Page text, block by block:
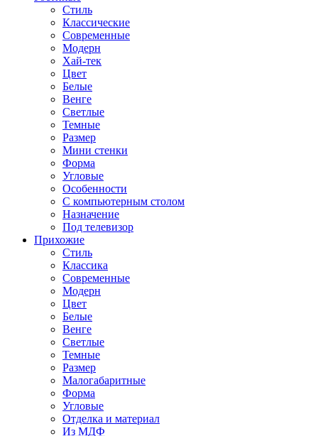
Стиль
Классические
Современные
Модерн
Хай-тек
Цвет
Белые
Венге
Светлые
Темные
Размер
Мини стенки
Форма
Угловые
Особенности
С компьютерным столом
Назначение
Под телевизор
Прихожие
Стиль
Классика
Современные
Модерн
Цвет
Белые
Венге
Светлые
Темные
Размер
Малогабаритные
Форма
Угловые
Отделка и материал
Из МДФ